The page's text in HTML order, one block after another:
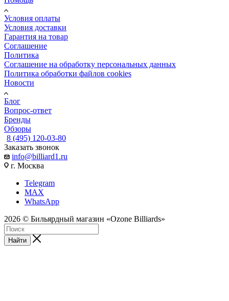
Условия оплаты
Условия доставки
Гарантия на товар
Соглашение
Политика
Соглашение на обработку персональных данных
Политика обработки файлов cookies
Новости
Блог
Вопрос-ответ
Бренды
Обзоры
8 (495) 120-03-80
Заказать звонок
info@billiard1.ru
г. Москва
Telegram
MAX
WhatsApp
2026 © Бильярдный магазин «Ozone Billiards»
Найти